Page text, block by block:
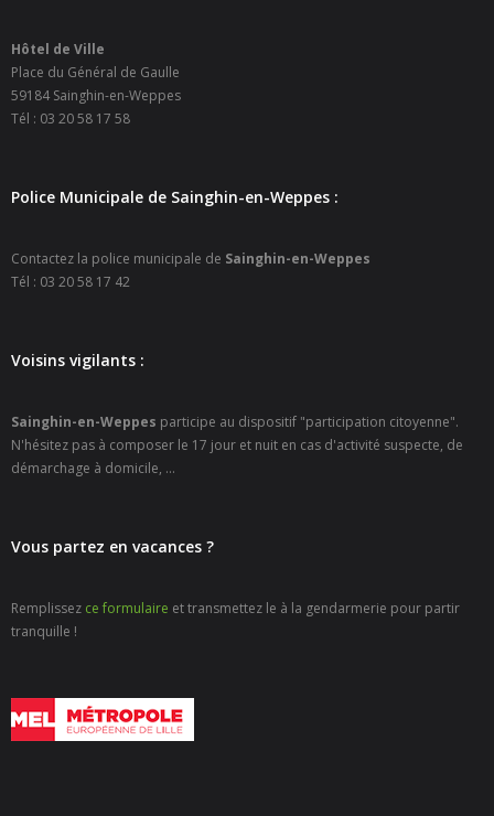
- Etat civil – Recensement
- Mariage ou Pacs
- - Billetterie en ligne – Agenda Culturel
- - Espace culturel « La Scène »
- Emploi Insertion Jeunes
- - Nord Emploi
- Gestion des déchets
- Cimetière
- Parc et aires de jeux
Hôtel de Ville
Place du Général de Gaulle
59184 Sainghin-en-Weppes
Tél : 03 20 58 17 58
Police Municipale de Sainghin-en-Weppes :
Contactez la police municipale de Sainghin-en-Weppes
Tél : 03 20 58 17 42
Voisins vigilants :
Sainghin-en-Weppes participe au dispositif "participation citoyenne".
N'hésitez pas à composer le 17 jour et nuit en cas d'activité suspecte, de
démarchage à domicile, ...
Vous partez en vacances ?
Remplissez ce formulaire et transmettez le à la gendarmerie pour partir
tranquille !